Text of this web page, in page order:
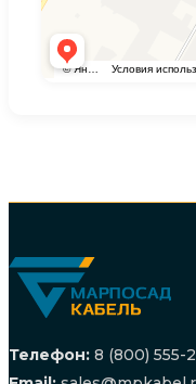
Телефон: 8 (800) 555-